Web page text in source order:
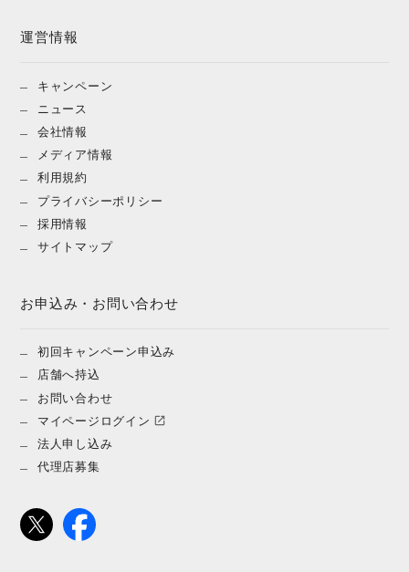
運営情報
キャンペーン
ニュース
会社情報
メディア情報
利用規約
プライバシーポリシー
採用情報
サイトマップ
お申込み・お問い合わせ
初回キャンペーン申込み
店舗へ持込
お問い合わせ
マイページログイン
法人申し込み
代理店募集